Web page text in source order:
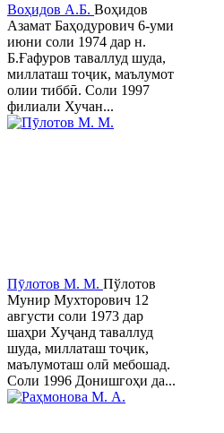
Воҳидов А.Б. Воҳидов
Азамат Баҳодурович 6-уми
июни соли 1974 дар н.
Б.Ғафуров таваллуд шуда,
миллаташ тоҷик, маълумот
олии тиббӣ. Соли 1997
филиали Хучан...
Пӯлотов М. М. Пўлотов
Мунир Мухторович 12
августи соли 1973 дар
шаҳри Хуҷанд таваллуд
шуда, миллаташ тоҷик,
маълумоташ олӣ мебошад.
Соли 1996 Донишгоҳи да...